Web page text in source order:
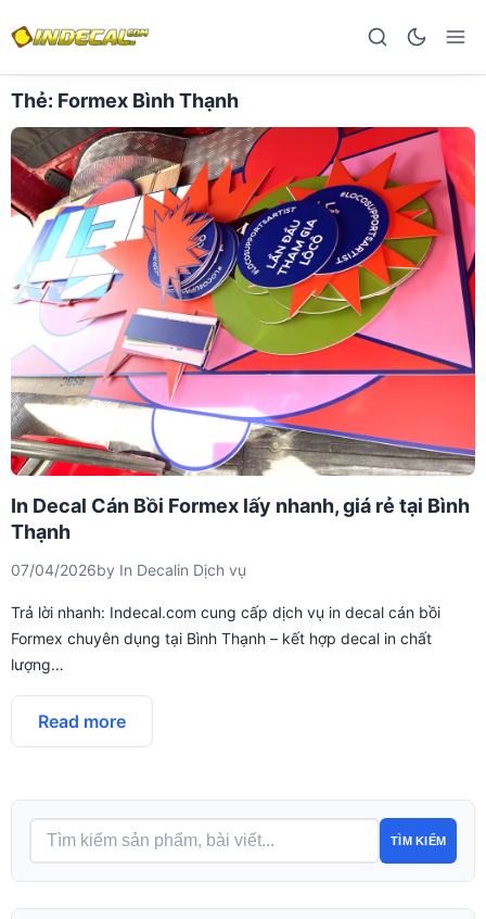
Thẻ: Formex Bình Thạnh
In Decal Cán Bồi Formex lấy nhanh, giá rẻ tại Bình
Thạnh
07/04/2026by In Decalin Dịch vụ
Trả lời nhanh: Indecal.com cung cấp dịch vụ in decal cán bồi
Formex chuyên dụng tại Bình Thạnh – kết hợp decal in chất
lượng…
Read more
TÌM KIẾM